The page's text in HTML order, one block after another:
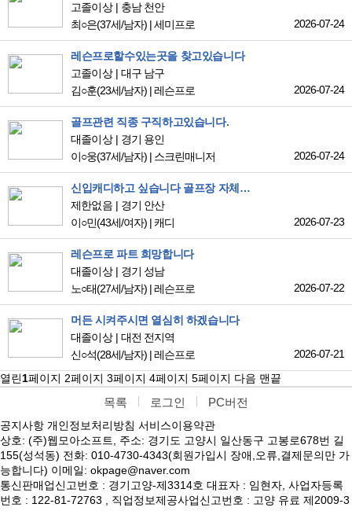
고졸이상
충남 천안
최○은(37세/남자) |세미프로 2026-07-24
레슨프로할수있는곳을 찾고있습니다
고졸이상
대구 남구
김○훈(23세/남자) |레슨프로 2026-07-24
골프관련 직종 구직하고있습니다.
대졸이상
경기 용인
이○웅(37세/남자) | 스크린매니저 2026-07-24
신입캐디하고 싶습니다 골프장 자체에서 교육하는곳 찾습니다 양성센터 이런곳말구요
제한없음
경기 안산
이○민(43세/여자) |캐디 2026-07-23
레슨프로 파트 희망합니다
대졸이상
경기 성남
노○태(27세/남자) |레슨프로 2026-07-22
머든 시켜주시면 열심히 하겠습니다
대졸이상
대전 전지역
신○석(28세/남자) |레슨프로
2026-07-21
열린1페이지 2페이지 3페이지 4페이지 5페이지 다음 맨끝
목록 로그인 PC버전
공지사항 개인정보처리방침 서비스이용약관
상호: (주)웹모아소프트, 주소: 경기도 고양시 일산동구 고봉로678번 길
155(성석동) 전화: 010-4730-4343(회원가입시 장애,오류,결제문의만 가
능합니다) 이메일: okpage@naver.com
통신판매업신고번호 : 경기고양-제3314호 대표자 : 임현자, 사업자등록
번호 : 122-81-72763 , 직업정보제공사업신고번호 : 고양 유료 제2009-3